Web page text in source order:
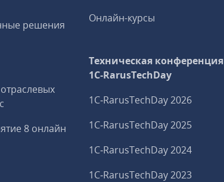
решения
8 онлайн
Онлайн-курсы
Техническая конференция
1C‑RarusTechDay
1C‑RarusTechDay 2026
1C‑RarusTechDay 2025
1C‑RarusTechDay 2024
1C‑RarusTechDay 2023